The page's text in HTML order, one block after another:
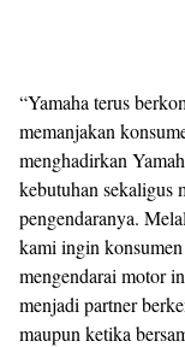
“Yamaha terus
memanjakan
menghadirkan
kebutuhan sekaligus
pengendaranya.
kami ingin
mengendarai motor
menjadi partner
maupun ketika